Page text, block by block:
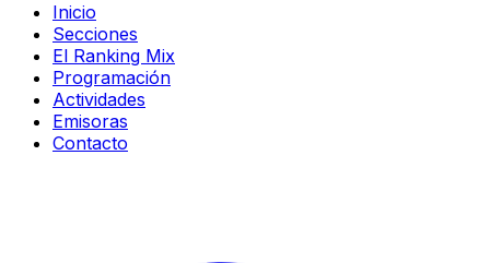
Inicio
Secciones
El Ranking Mix
Programación
Actividades
Emisoras
Contacto